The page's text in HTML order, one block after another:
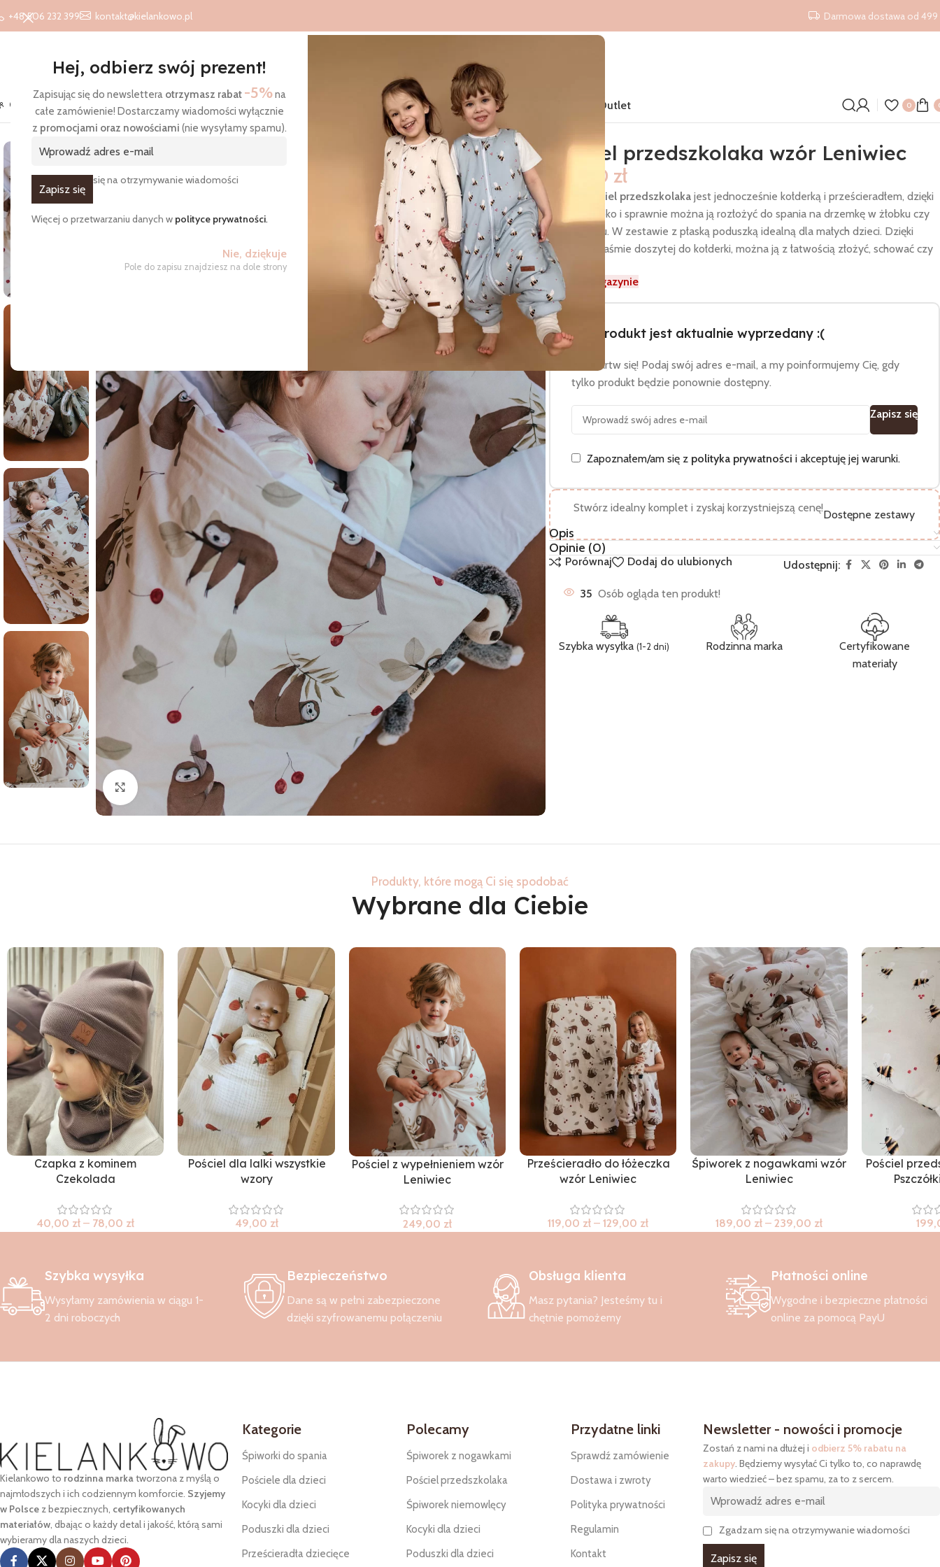
Hej, odbierz swój prezent!
Zapisując się do newslettera otrzymasz rabat -5%na
całe zamówienie! Dostarczamy wiadomości wyłącznie
z promocjami oraz nowościami (nie wysyłamy spamu).
Zgadzam się na otrzymywanie wiadomości
Więcej o przetwarzaniu danych w polityce prywatności.
Nie, dziękuje
Pole do zapisu znajdziesz na dole strony
+48 506 232 399 kontakt@kielankowo.pl Darmowa dostawa od 499
O nas Kontakt Blog Śpiworki do spaniaProdukty Outlet 0
Strona główna/Produkty/Pościel przedszkolaka /Pościel przedszkolaka wzór Leniwiec
Click to enlarge
Pościel przedszkolaka wzór Leniwiec
199,00 zł
pościel przedszkolakajest jednocześnie kołderką i prześcieradłem, dzięki
czemu szybko i sprawnie można ją rozłożyć do spania na drzemkę w żłobku czy
przedszkolu. W zestawie z płaską poduszką idealną dla małych dzieci. Dzięki
specjalnej taśmie doszytej do kołderki, można ją z łatwością złożyć, schować czy
przenieść.
Brak w magazynie
Ten produkt jest aktualnie wyprzedany :(
Nie martw się! Podaj swój adres e-mail, a my poinformujemy Cię, gdy
tylko produkt będzie ponownie dostępny.
Zapisz się
Zapoznałem/am się z polityka prywatności i akceptuję jej warunki.
Stwórz idealny komplet i zyskaj korzystniejszą cenę!
Dostępne zestawy
Opis
Opinie (0)
Porównaj Dodaj do ulubionych Udostępnij:
35 Osób ogląda ten produkt!
Szybka wysyłka(1-2 dni) Rodzinna marka
Certyfikowane
materiały
Produkty, które mogą Ci się spodobać
Wybrane dla Ciebie
Czapka z kominem
Czekolada
40,00 zł – 78,00 zł
Pościel dla lalki wszystkie
wzory
49,00 zł
Pościel z wypełnieniem wzór
Leniwiec
249,00 zł
Prześcieradło do łóżeczka
wzór Leniwiec
119,00 zł – 129,00 zł
Śpiworek z nogawkami wzór
Leniwiec
189,00 zł – 239,00 zł
Pościel
Szybka wysyłka
Wysyłamy zamówienia w ciągu 1-
2 dni roboczych
Bezpieczeństwo
Dane są w pełni zabezpieczone
dzięki szyfrowanemu połączeniu
Obsługa klienta
Masz pytania? Jesteśmy tu i
chętnie pomożemy
Płatności online
Wygodne i bezpieczne płatności
online za pomocą PayU
Kielankowo to rodzinna markatworzona z myślą o
najmłodszych i ich codziennym komforcie. Szyjemy
w Polsce z bezpiecznych, certyfikowanych
materiałów, dbając o każdy detal i jakość, którą sami
wybieramy dla naszych dzieci.
Kategorie
Śpiworki do spania
Pościele dla dzieci
Kocyki dla dzieci
Poduszki dla dzieci
Prześcieradła dziecięce
Polecamy
Śpiworek z nogawkami
Pościel przedszkolaka
Śpiworek niemowlęcy
Kocyki dla dzieci
Poduszki dla dzieci
Przydatne linki
Sprawdź zamówienie
Dostawa i zwroty
Polityka prywatności
Regulamin
Kontakt
Newsletter - nowości i promocje
Zostań z nami na dłużej i odbierz 5% rabatu na
zakupy. Będziemy wysyłać Ci tylko to, co naprawdę
warto wiedzieć – bez spamu, za to z sercem.
Zgadzam się na otrzymywanie wiadomości